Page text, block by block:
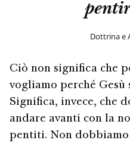
Dottrina e
Ciò non significa che
vogliamo perché Gesù
Significa, invece, che
andare avanti con la
pentiti. Non